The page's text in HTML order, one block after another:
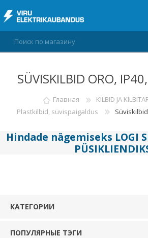
ВОЙТИ
СПИСОК ПОЖЕЛАНИЙ
SÜVISKILBID ORO,
Главная
KILBID JA
Plastkilbid, süvispaigaldus
Süviskilbid
Hindade nägemiseks LOGI
КАТЕГОРИИ
ПОПУЛЯРНЫЕ ТЭГИ